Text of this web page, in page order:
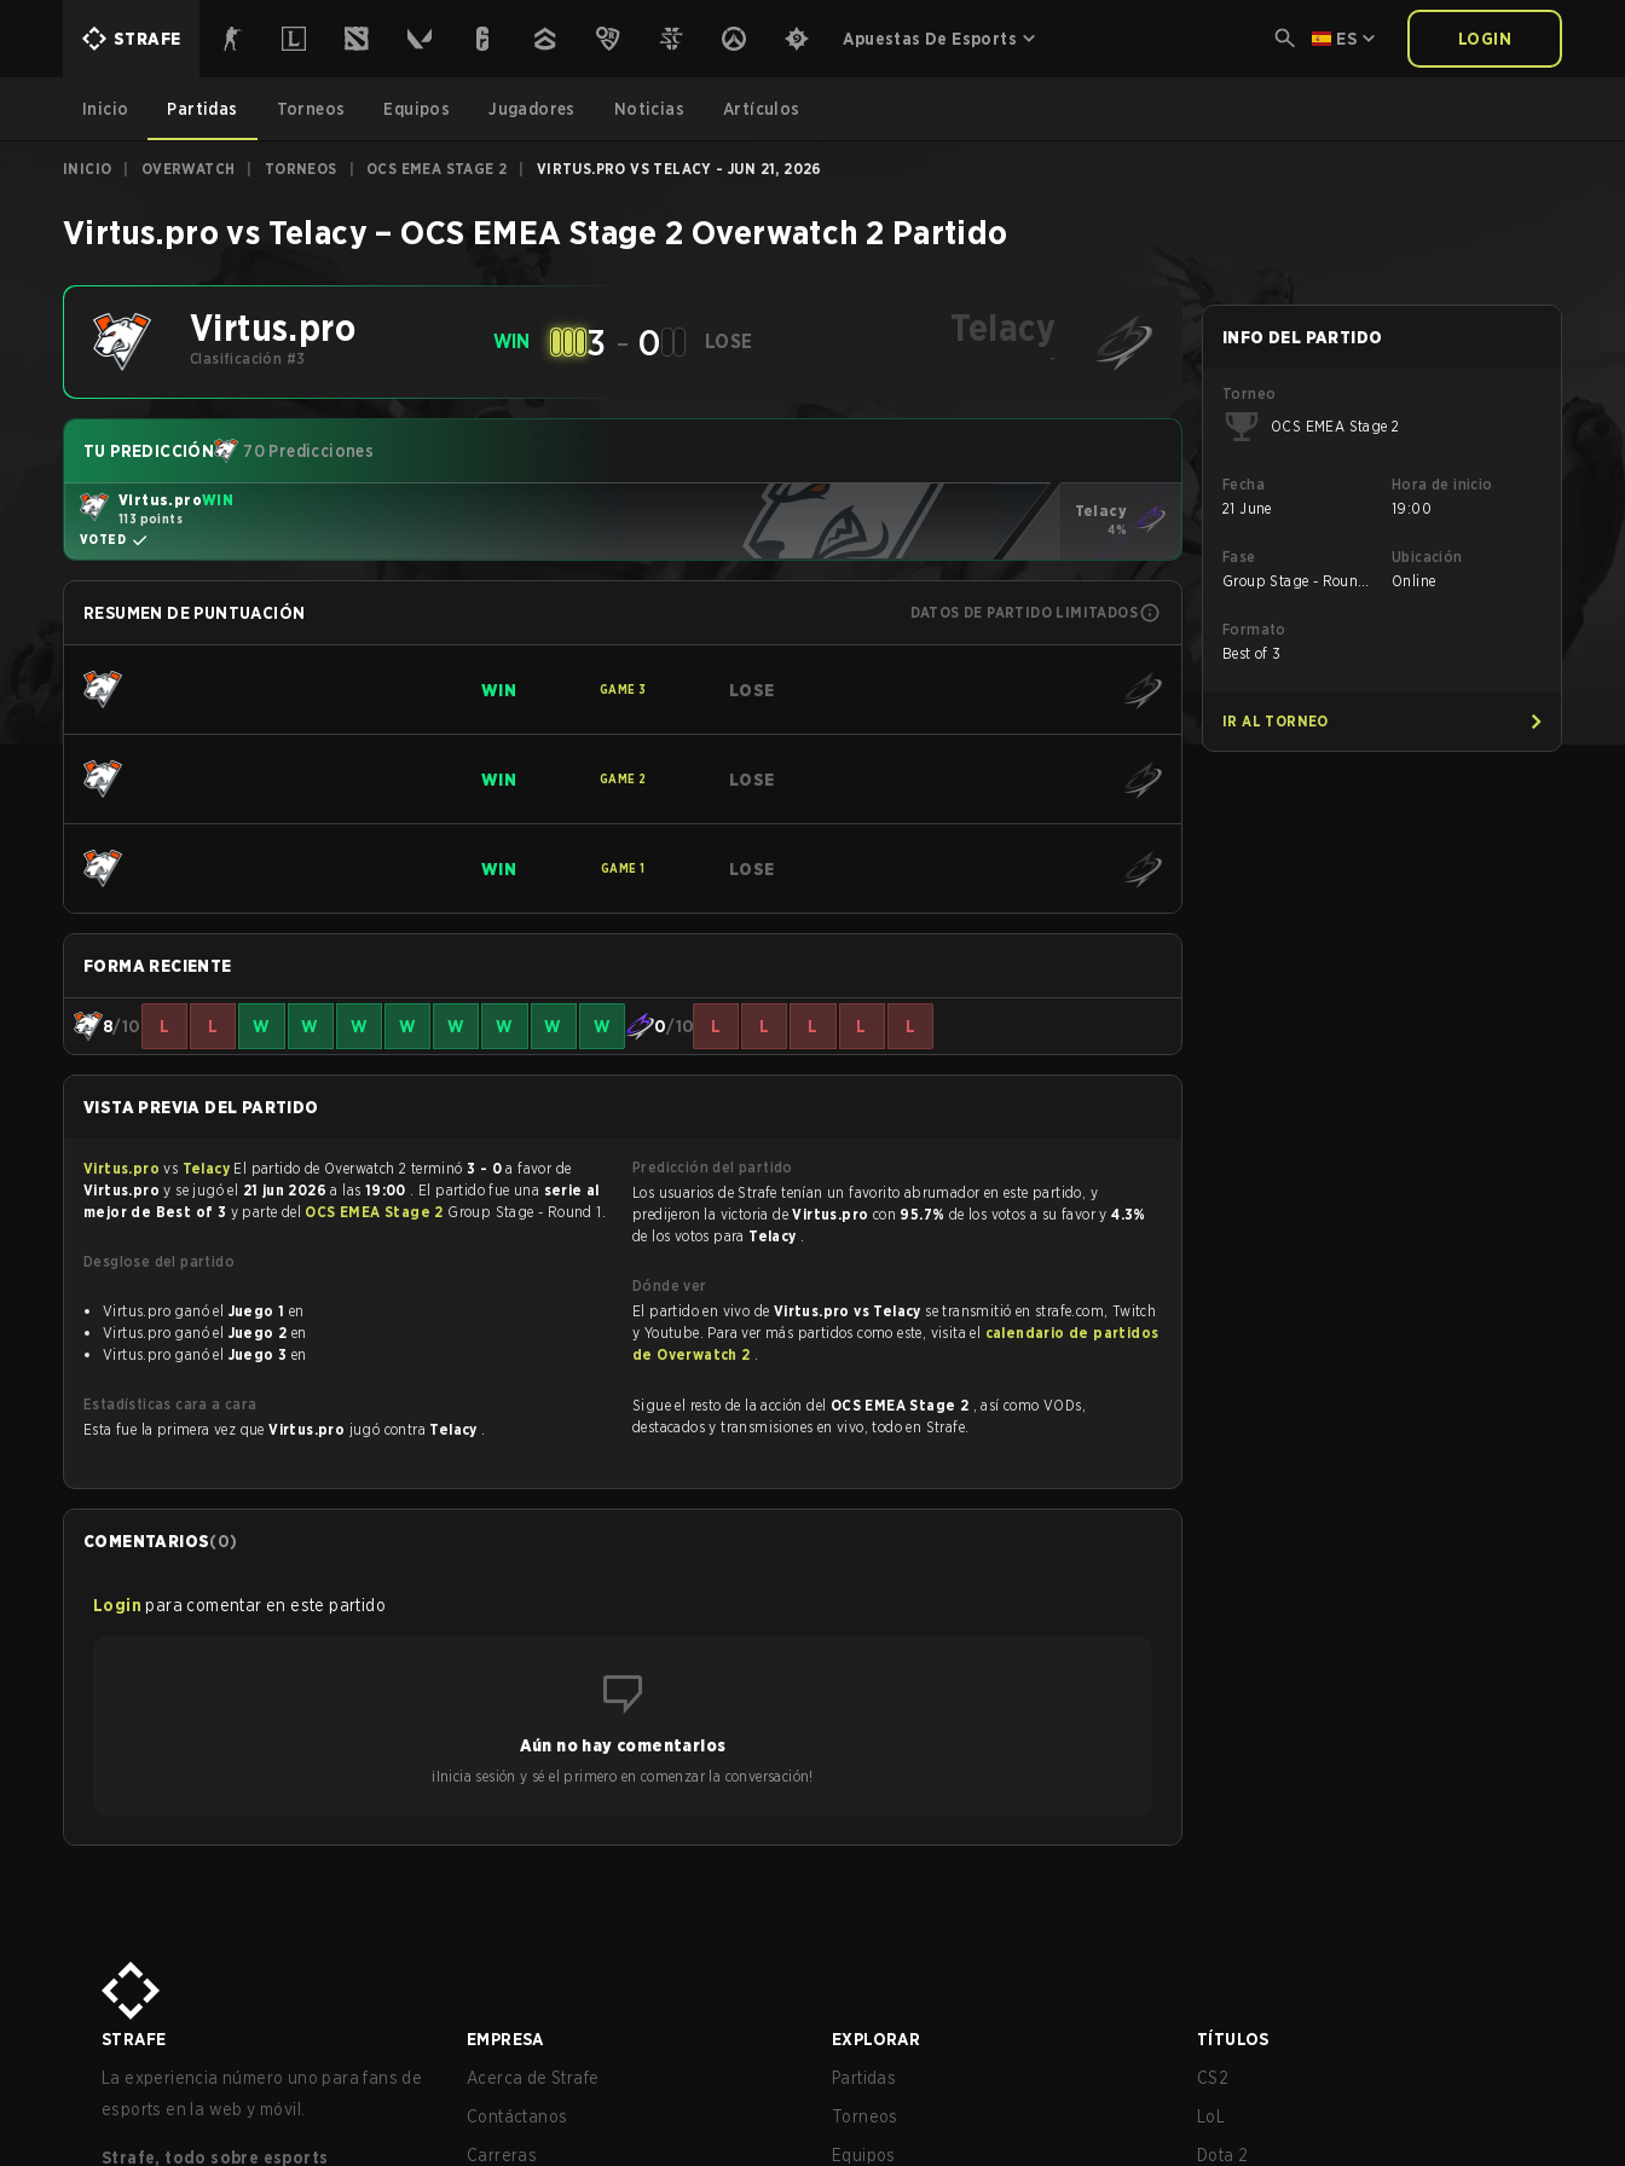
STRAFE Apuestas De Esports ES LOGIN
Inicio Partidas Torneos Equipos Jugadores Noticias Artículos
INICIO OVERWATCH TORNEOS OCS EMEA STAGE 2 VIRTUS.PRO VS TELACY - JUN 21, 2026
Virtus.pro vs Telacy – OCS EMEA Stage 2 Overwatch 2 Partido
Virtus.pro
Clasificación #3
WIN 3 - 0 LOSE Telacy
-
TU PREDICCIÓN 70 Predicciones
Virtus.proWIN
113 points
VOTED
Telacy
4%
RESUMEN DE PUNTUACIÓN DATOS DE PARTIDO LIMITADOS
WIN GAME 3 LOSE
WIN GAME 2 LOSE
WIN GAME 1 LOSE
FORMA RECIENTE
8/10 L L W W W W W W W W 0/10 L L L L L
VISTA PREVIA DEL PARTIDO
Virtus.provs Telacy El partido de Overwatch 2 terminó 3 - 0 a favor de
Virtus.proy se jugó el 21 jun 2026a las 19:00 . El partido fue una serie al
mejor de Best of 3 y parte del OCS EMEA Stage 2 Group Stage - Round 1.
Desglose del partido
Virtus.pro ganó el Juego 1 en
Virtus.pro ganó el Juego 2 en
Virtus.pro ganó el Juego 3 en
Estadísticas cara a cara
Esta fue la primera vez queVirtus.pro jugó contra Telacy .
Predicción del partido
Los usuarios de Strafe tenían un favorito abrumador en este partido, y
predijeron la victoria deVirtus.pro con 95.7% de los votos a su favor y4.3%
de los votos para Telacy .
Dónde ver
El partido en vivo de Virtus.pro vs Telacy se transmitió en strafe.com, Twitch
y Youtube. Para ver más partidos como este, visita el calendario de partidos
de Overwatch 2 .
Sigue el resto de la acción del OCS EMEA Stage 2 , así como VODs,
destacados y transmisiones en vivo, todo en Strafe.
COMENTARIOS(0)
Login para comentar en este partido
Aún no hay comentarios
¡Inicia sesión y sé el primero en comenzar la conversación!
INFO DEL PARTIDO
Torneo
OCS EMEA Stage 2
Fecha
21 June
Hora de inicio
19:00
Fase
Group Stage - Round
Ubicación
Online
Formato
Best of 3
IR AL TORNEO
STRAFE
La experiencia número uno para fans de
esports en la web y móvil.
Strafe, todo sobre esports
EMPRESA
Acerca de Strafe
Contáctanos
Carreras
EXPLORAR
Partidas
Torneos
Equipos
TÍTULOS
CS2
LoL
Dota 2